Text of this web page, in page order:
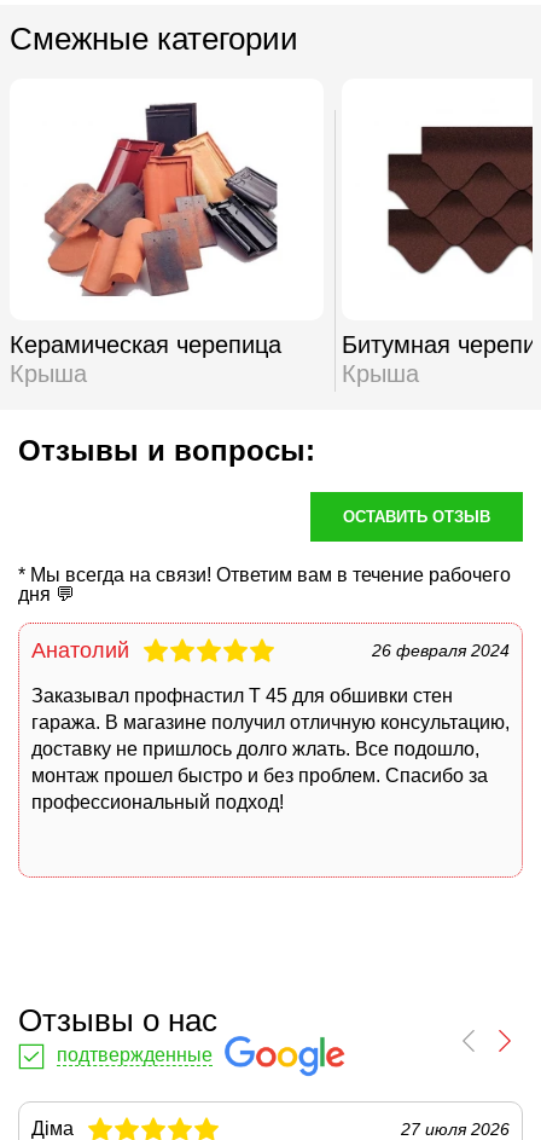
Смежные категории
Керамическая черепица
Крыша
Битумная
Крыша
Отзывы и вопросы:
ОСТАВИТЬ ОТЗЫВ
* Мы всегда на связи! Ответим вам в течение рабочего
дня 💬
Анатолий 26 февраля 2024
Заказывал профнастил Т 45 для обшивки стен
гаража. В магазине получил отличную консультацию,
доставку не пришлось долго жлать. Все подошло,
монтаж прошел быстро и без проблем. Спасибо за
профессиональный подход!
Отзывы о нас
подтвержденные
Діма 27 июля 2026